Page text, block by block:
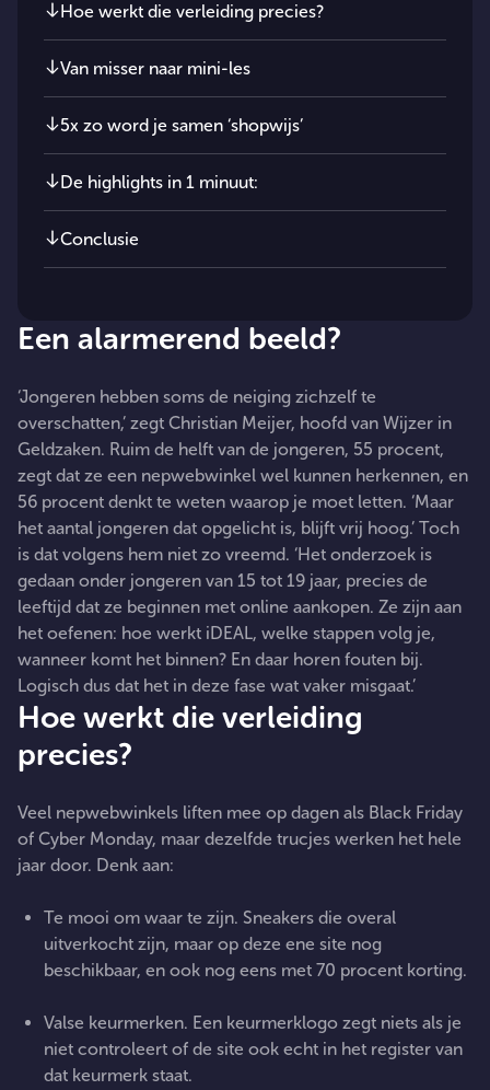
Hoe werkt die verleiding precies?
Van misser naar mini-les
5x zo word je samen ‘shopwijs’
De highlights in 1 minuut:
Conclusie
Een alarmerend beeld?
‘Jongeren hebben soms de neiging zichzelf te
overschatten,’ zegt Christian Meijer, hoofd van Wijzer in
Geldzaken. Ruim de helft van de jongeren, 55 procent,
zegt dat ze een nepwebwinkel wel kunnen herkennen, en
56 procent denkt te weten waarop je moet letten. ‘Maar
het aantal jongeren dat opgelicht is, blijft vrij hoog.’ Toch
is dat volgens hem niet zo vreemd. ‘Het onderzoek is
gedaan onder jongeren van 15 tot 19 jaar, precies de
leeftijd dat ze beginnen met online aankopen. Ze zijn aan
het oefenen: hoe werkt iDEAL, welke stappen volg je,
wanneer komt het binnen? En daar horen fouten bij.
Logisch dus dat het in deze fase wat vaker misgaat.’
Hoe werkt die verleiding
precies?
Veel nepwebwinkels liften mee op dagen als Black Friday
of Cyber Monday, maar dezelfde trucjes werken het hele
jaar door. Denk aan:
Te mooi om waar te zijn. Sneakers die overal
uitverkocht zijn, maar op deze ene site nog
beschikbaar, en ook nog eens met 70 procent korting.
Valse keurmerken. Een keurmerklogo zegt niets als je
niet controleert of de site ook echt in het register van
dat keurmerk staat.